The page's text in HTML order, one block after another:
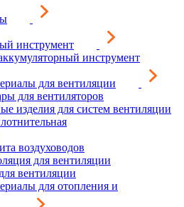
инструмент
инструмент
для вентиляции
для вентиляторов
изделия для систем вентиляции
воздуховодов
для вентиляции
вентиляции
для отопления и